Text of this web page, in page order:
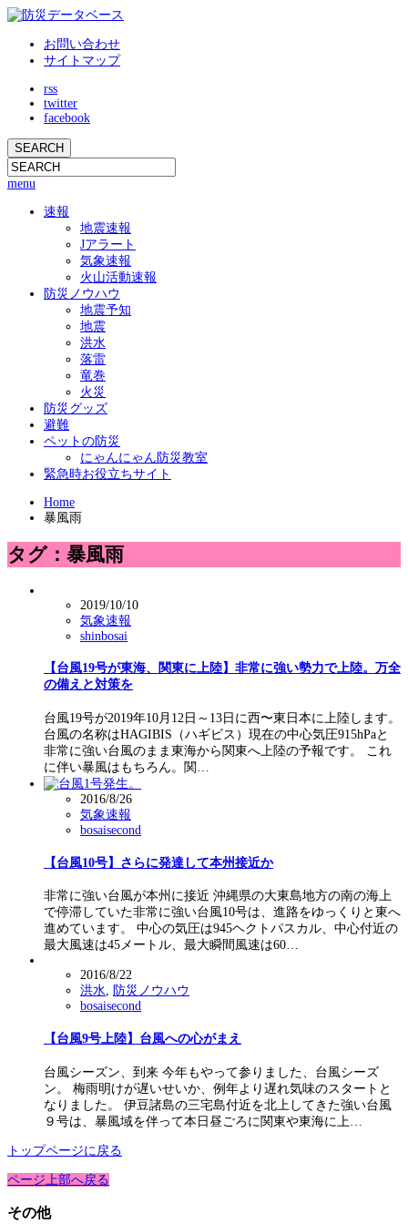
お問い合わせ
サイトマップ
rss
twitter
facebook
menu
速報
地震速報
Jアラート
気象速報
火山活動速報
防災ノウハウ
地震予知
地震
洪水
落雷
竜巻
火災
防災グッズ
避難
ペットの防災
にゃんにゃん防災教室
緊急時お役立ちサイト
Home
暴風雨
タグ：暴風雨
2019/10/10
気象速報
shinbosai
【台風19号が東海、関東に上陸】非常に強い勢力で上陸。万全
の備えと対策を
台風19号が2019年10月12日～13日に西〜東日本に上陸します。
台風の名称はHAGIBIS（ハギビス）現在の中心気圧915hPaと
非常に強い台風のまま東海から関東へ上陸の予報です。 これ
に伴い暴風はもちろん。関…
2016/8/26
気象速報
bosaisecond
【台風10号】さらに発達して本州接近か
非常に強い台風が本州に接近 沖縄県の大東島地方の南の海上
で停滞していた非常に強い台風10号は、進路をゆっくりと東へ
進めています。 中心の気圧は945ヘクトパスカル、中心付近の
最大風速は45メートル、最大瞬間風速は60…
2016/8/22
洪水, 防災ノウハウ
bosaisecond
【台風9号上陸】台風への心がまえ
台風シーズン、到来 今年もやって参りました、台風シーズ
ン。 梅雨明けが遅いせいか、例年より遅れ気味のスタートと
なりました。 伊豆諸島の三宅島付近を北上してきた強い台風
９号は、暴風域を伴って本日昼ごろに関東や東海に上…
トップページに戻る
ページ上部へ戻る
その他